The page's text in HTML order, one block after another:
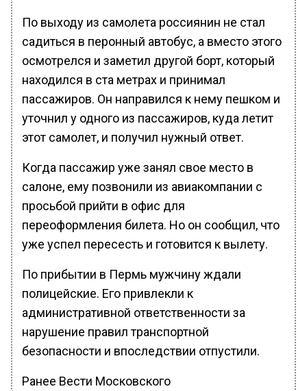
По выходу из самолета россиянин не стал
садиться в перонный автобус, а вместо этого
осмотрелся и заметил другой борт, который
находился в ста метрах и принимал
пассажиров. Он направился к нему пешком и
уточнил у одного из пассажиров, куда летит
этот самолет, и получил нужный ответ.
Когда пассажир уже занял свое место в
салоне, ему позвонили из авиакомпании с
просьбой прийти в офис для
переоформления билета. Но он сообщил, что
уже успел пересесть и готовится к вылету.
По прибытии в Пермь мужчину ждали
полицейские. Его привлекли к
административной ответственности за
нарушение правил транспортной
безопасности и впоследствии отпустили.
Ранее Вести Московского